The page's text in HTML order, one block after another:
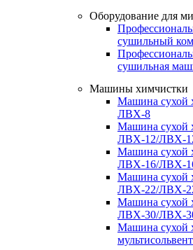
Оборудование для
сушильный
сушильная
Машины химчистки
Машина сухой
ЛВХ-8
Машина сухой
ЛВХ-12/ЛВХ-
Машина сухой
ЛВХ-16/ЛВХ-
Машина сухой
ЛВХ-22/ЛВХ-
Машина сухой
ЛВХ-30/ЛВХ-
Машина сухой